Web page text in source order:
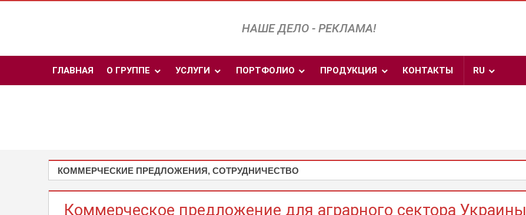
НАШЕ ДЕЛО - РЕКЛАМА!
ГЛАВНАЯ О ГРУППЕ УСЛУГИ ПОРТФОЛИО ПРОДУКЦИЯ КОНТАКТЫ RU
КОММЕРЧЕСКИЕ ПРЕДЛОЖЕНИЯ, СОТРУДНИЧЕСТВО
Коммерческое предложение для аграрного сектора Украины